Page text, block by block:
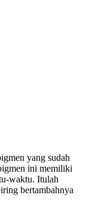
yang sudah
ini memiliki
waktu. Itulah
bertambahnya